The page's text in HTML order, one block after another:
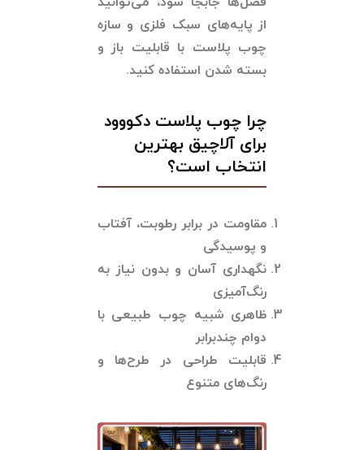
از پایه‌های سبک فلزی و سازه
چوب پلاست با قابلیت باز و
بسته شدن استفاده کنید.
چرا چوب پلاست دکووود
برای آلاچیق بهترین
انتخاب است؟
مقاومت در برابر رطوبت، آفتاب
و پوسیدگی
نگهداری آسان و بدون نیاز به
رنگ‌آمیزی
ظاهری شبیه چوب طبیعی با
دوام چندبرابر
قابلیت طراحی در طرح‌ها و
رنگ‌های متنوع